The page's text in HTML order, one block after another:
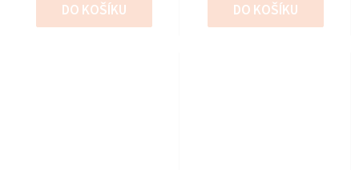
DO KOŠÍKU DO KOŠÍKU